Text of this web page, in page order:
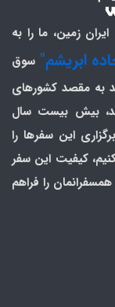
زمین، ما را به
ابریشم" سوق
به مقصد کشورهای
شد، بیش بیست سال
سالگرد برگزاری این سفرها را
کیفیت این سفر
را فراهم